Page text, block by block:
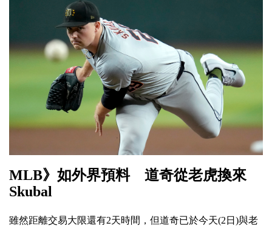
MLB》如外界預料 道奇從老虎換來
Skubal
雖然距離交易大限還有2天時間，但道奇已於今天(2日)與老